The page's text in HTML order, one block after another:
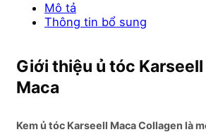
Mô tả
Thông tin bổ sung
Giới thiệu ủ tóc
Maca
Kem ủ tóc Karseell Maca Collagen là